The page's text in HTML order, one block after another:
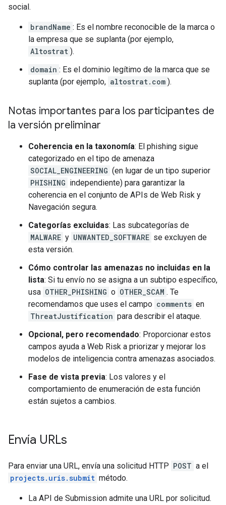
social.
brandName : Es el nombre reconocible de la marca o
la empresa que se suplanta (por ejemplo,
Altostrat ).
domain : Es el dominio legítimo de la marca que se
suplanta (por ejemplo, altostrat.com ).
Notas importantes para los participantes de
la versión preliminar
Coherencia en la taxonomía: El phishing sigue
categorizado en el tipo de amenaza
SOCIAL_ENGINEERING (en lugar de un tipo superior
PHISHING independiente) para garantizar la
coherencia en el conjunto de APIs de Web Risk y
Navegación segura.
Categorías excluidas: Las subcategorías de
MALWARE y UNWANTED_SOFTWARE se excluyen de
esta versión.
Cómo controlar las amenazas no incluidas en la
lista: Si tu envío no se asigna a un subtipo específico,
usa OTHER_PHISHING o OTHER_SCAM . Te
recomendamos que uses el campo comments en
ThreatJustification para describir el ataque.
Opcional, pero recomendado: Proporcionar estos
campos ayuda a Web Risk a priorizar y mejorar los
modelos de inteligencia contra amenazas asociados.
Fase de vista previa: Los valores y el
comportamiento de enumeración de esta función
están sujetos a cambios.
Envía URLs
Para enviar una URL, envía una solicitud HTTP POST a el
projects.uris.submit método.
La API de Submission admite una URL por solicitud.